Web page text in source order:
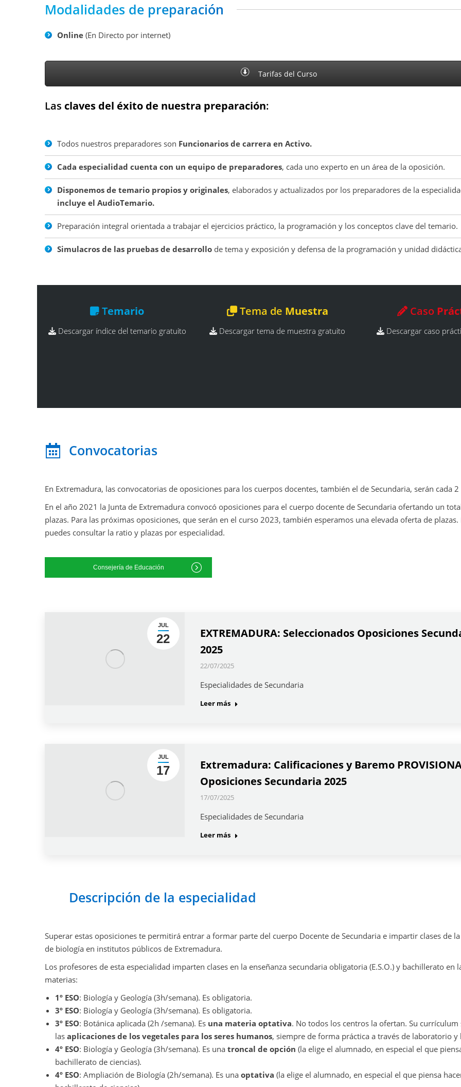
Modalidades de preparación
Online (En Directo por internet)
Tarifas del Curso
Las claves del éxito de nuestra preparación:
Todos nuestros preparadores son Funcionarios de carrera en Activo.
Cada especialidad cuenta con un equipo de preparadores, cada uno experto en un área de la oposición.
Disponemos de temario propios y originales, elaborados y actualizados por los preparadores de la
incluye el AudioTemario.
Preparación integral orientada a trabajar el ejercicios práctico, la programación y los conceptos clave del temario.
Simulacros de las pruebas de desarrollo de tema y exposición y defensa de la programación y unidad
Temario
Descargar índice del temario gratuito
Tema de Muestra
Descargar tema de muestra gratuito
Caso
Descargar caso
Convocatorias
En Extremadura, las convocatorias de oposiciones para los cuerpos docentes, también el de Secundaria, serán cada 2
En el año 2021 la Junta de Extremadura convocó oposiciones para el cuerpo docente de Secundaria ofertando un
plazas. Para las próximas oposiciones, que serán en el curso 2023, también esperamos una elevada oferta de plazas.
puedes consultar la ratio y plazas por especialidad.
Consejería de Educación
JUL
22
EXTREMADURA: Seleccionados Oposiciones
2025
22/07/2025
Especialidades de Secundaria
Leer más
JUL
17
Extremadura: Calificaciones y Baremo
Oposiciones Secundaria 2025
17/07/2025
Especialidades de Secundaria
Leer más
Descripción de la especialidad
Superar estas oposiciones te permitirá entrar a formar parte del cuerpo Docente de Secundaria e impartir clases de
de biología en institutos públicos de Extremadura.
Los profesores de esta especialidad imparten clases en la enseñanza secundaria obligatoria (E.S.O.) y bachillerato en
materias:
1º ESO: Biología y Geología (3h/semana). Es obligatoria.
3º ESO: Biología y Geología (3h/semana). Es obligatoria.
3º ESO: Botánica aplicada (2h /semana). Es una materia optativa. No todos los centros la ofertan. Su currículum
las aplicaciones de los vegetales para los seres humanos, siempre de forma práctica a través de laboratorio y
4º ESO: Biología y Geología (3h/semana). Es una troncal de opción (la elige el alumnado, en especial el que
bachillerato de ciencias).
4º ESO: Ampliación de Biología (2h/semana). Es una optativa (la elige el alumnado, en especial el que piensa